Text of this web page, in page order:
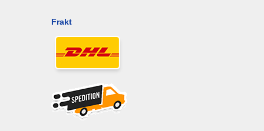
Frakt